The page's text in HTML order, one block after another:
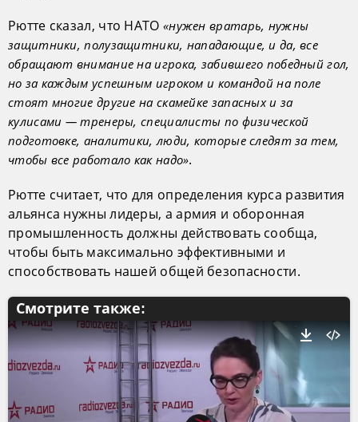
Рютте сказал, что НАТО «нужен вратарь, нужны
защитники, полузащитники, нападающие, и да, все
обращают внимание на игрока, забившего победный гол,
но за каждым успешным игроком и командой на поле
стоят многие другие на скамейке запасных и за
кулисами — тренеры, специалисты по физической
подготовке, аналитики, люди, которые следят за тем,
чтобы все работало как надо».
Рютте считает, что для определения курса развития
альянса нужны лидеры, а армия и оборонная
промышленность должны действовать сообща,
чтобы быть максимально эффективными и
способствовать нашей общей безопасности.
Смотрите также: